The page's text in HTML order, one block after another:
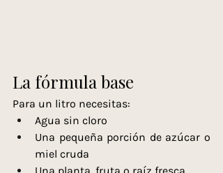
La fórmula base
Para un litro necesitas:
Agua sin cloro
Una pequeña porción de azúcar o
miel cruda